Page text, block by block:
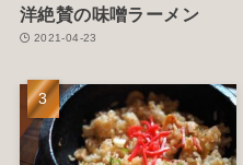
洋絶賛の味噌ラーメン
2021-04-23